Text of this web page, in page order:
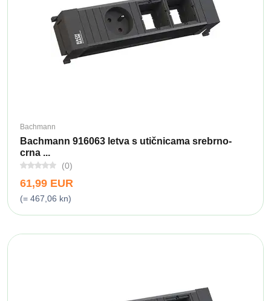
Bachmann
Bachmann 916063 letva s utičnicama srebrno-
crna ...
(0)
61,99 EUR
(= 467,06 kn)